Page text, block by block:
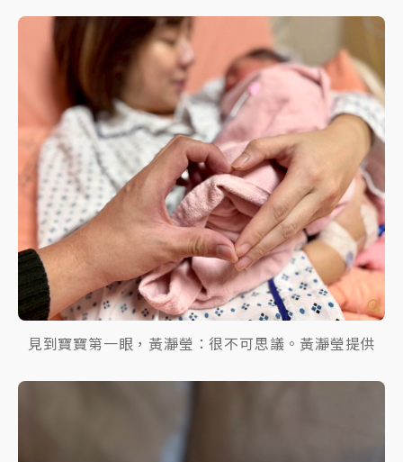
見到寶寶第一眼，黃瀞瑩：很不可思議。黃瀞瑩提供